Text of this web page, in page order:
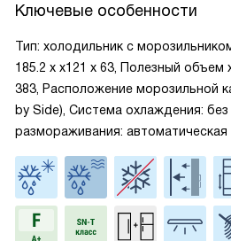
Ключевые особенности
Тип: холодильник с
185.2 х x121 х 63, Полезный
383, Расположение морозильной
by Side), Система охлаждения:
размораживания: автоматическая